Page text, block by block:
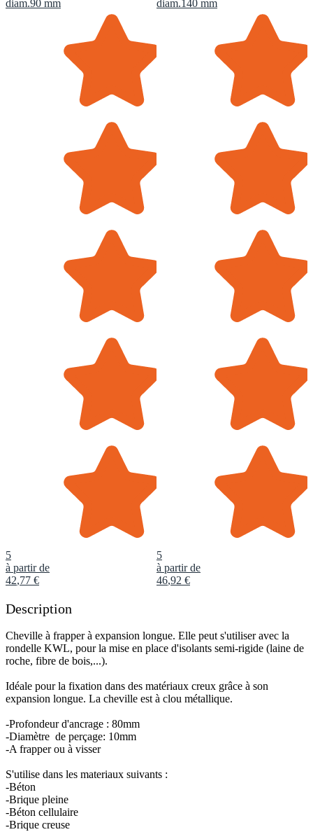
diam.90 mm
5
à partir de
42,77 €
diam.140 mm
5
à partir de
46,92 €
Description
Cheville à frapper à expansion longue. Elle peut s'utiliser avec la
rondelle KWL, pour la mise en place d'isolants semi-rigide (laine de
roche, fibre de bois,...).
Idéale pour la fixation dans des matériaux creux grâce à son
expansion longue. La cheville est à clou métallique.
-Profondeur d'ancrage : 80mm
-Diamètre de perçage: 10mm
-A frapper ou à visser
S'utilise dans les materiaux suivants :
-Béton
-Brique pleine
-Béton cellulaire
-Brique creuse